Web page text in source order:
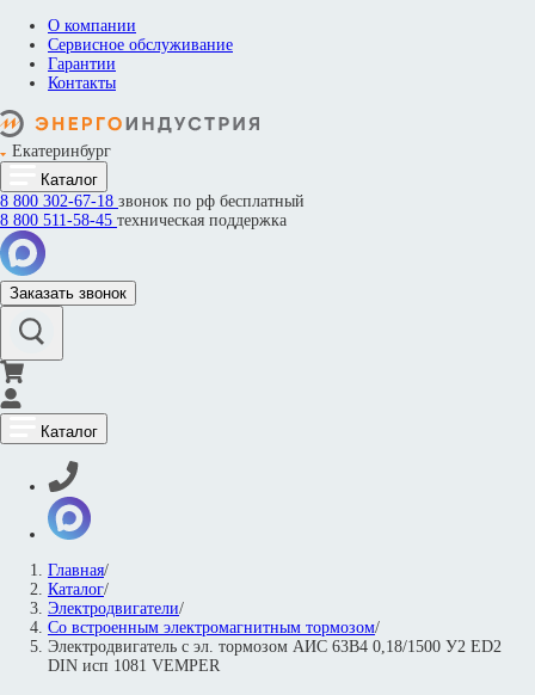
О компании
Сервисное обслуживание
Гарантии
Контакты
Екатеринбург
Каталог
8 800 302-67-18 звонок по рф бесплатный
8 800 511-58-45 техническая поддержка
Заказать звонок
Каталог
Главная/
Каталог/
Электродвигатели/
Со встроенным электромагнитным тормозом/
Электродвигатель с эл. тормозом АИС 63В4 0,18/1500 У2 ED2
DIN исп 1081 VEMPER